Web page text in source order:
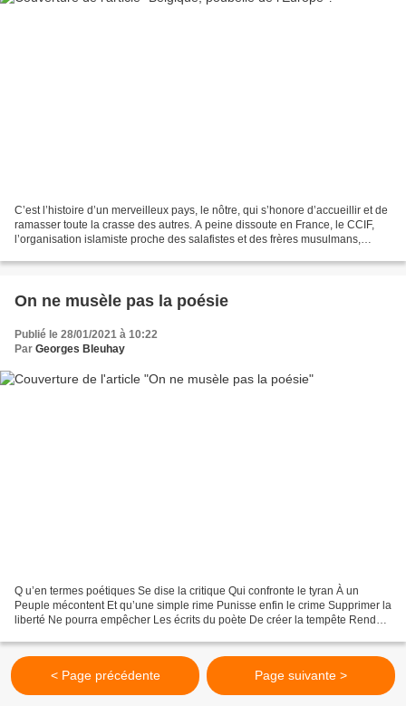
C’est l’histoire d’un merveilleux pays, le nôtre, qui s’honore d’accueillir et de
ramasser toute la crasse des autres. A peine dissoute en France, le CCIF,
l’organisation islamiste proche des salafistes et des frères musulmans,
On ne musèle pas la poésie
Publié le 28/01/2021 à 10:22
Par Georges Bleuhay
Q u’en termes poétiques Se dise la critique Qui confronte le tyran À un
Peuple mécontent Et qu’une simple rime Punisse enfin le crime Supprimer la
liberté Ne pourra empêcher Les écrits du poète De créer la tempête Rendant
< Page précédente Page suivante >